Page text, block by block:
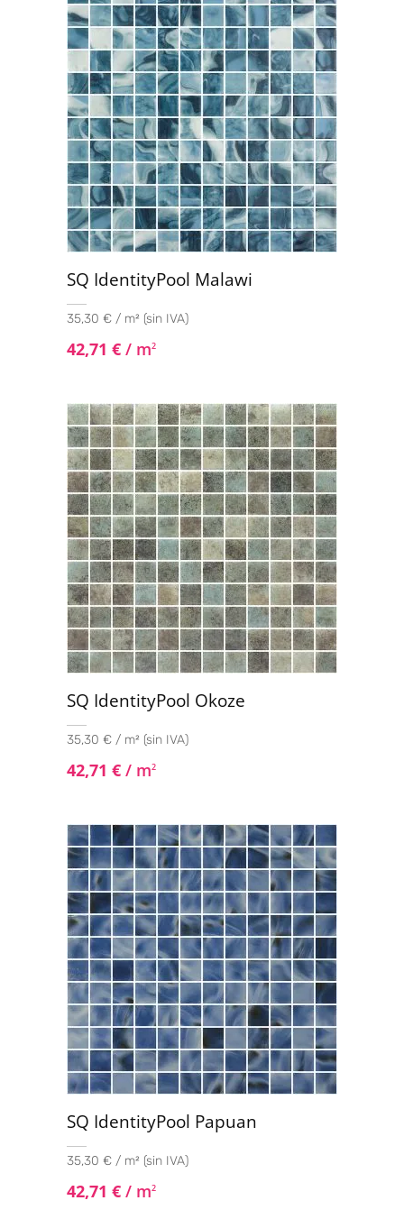
SQ IdentityPool Malawi
35,30 € / m² (sin IVA)
42,71 € / m2
SQ IdentityPool Okoze
35,30 € / m² (sin IVA)
42,71 € / m2
SQ IdentityPool Papuan
35,30 € / m² (sin IVA)
42,71 € / m2